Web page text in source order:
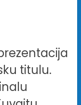
titulu.